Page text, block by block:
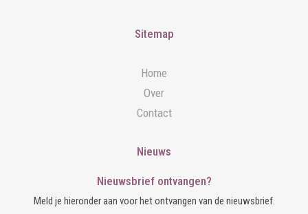
Sitemap
Home
Over
Contact
Nieuws
Nieuwsbrief ontvangen?
Meld je hieronder aan voor het ontvangen van de nieuwsbrief.